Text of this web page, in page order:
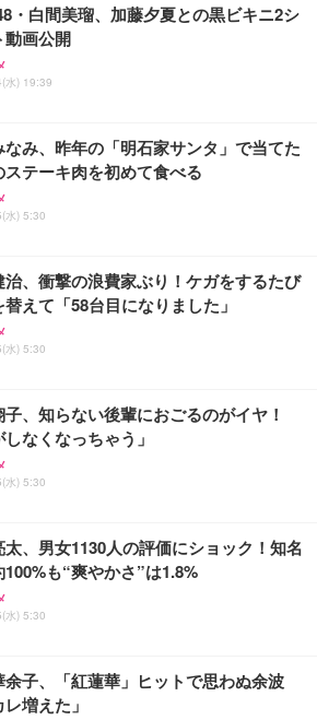
・白間美瑠、加藤夕夏との黒ビキニ2シ
動画公開
水) 19:39
なみ、昨年の「明石家サンタ」で当てた
ステーキ肉を初めて食べる
水) 5:30
治、衝撃の浪費家ぶり！ケガをするたび
えて「58台目になりました」
水) 5:30
、知らない後輩におごるのがイヤ！
しなくなっちゃう」
水) 5:30
太、男女1130人の評価にショック！知名
100%も“爽やかさ”は1.8%
水) 5:30
余子、「紅蓮華」ヒットで思わぬ余波
レ増えた」